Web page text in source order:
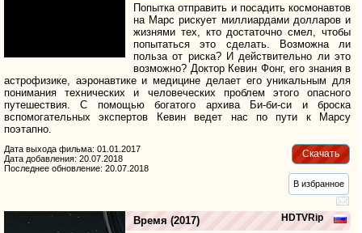
Попытка отправить и посадить космонавтов
на Марс рискует миллиардами долларов и
жизнями тех, кто достаточно смел, чтобы
попытаться это сделать. Возможна ли
польза от риска? И действительно ли это
возможно? Доктор Кевин Фонг, его знания в
астрофизике, аэронавтике и медицине делает его уникальным для
понимания технических и человеческих проблем этого опасного
путешествия. С помощью богатого архива Би-би-си и броска
вспомогательных экспертов Кевин ведет нас по пути к Марсу
поэтапно.
Скачать
Дата выхода фильма: 01.01.2017
Дата добавления: 20.07.2018
Последнее обновление: 20.07.2018
В избранное
HDTVRip
Время (2017)